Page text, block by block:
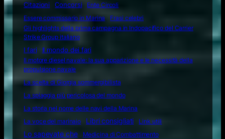
Citazioni
Concorsi
Ente Circoli
Essere commissario in Marina
Frasi celebri
Gli highlights della prima campagna in Indopacifico del Carrier
Strike Group italiano
I fari
Il mondo dei fari
Il motore diesel navale: la sua apparizione e le necessità della
propulsione navale
La scelta di Giorgia sommergibilista
La spiaggia più pericolosa del mondo
La storia nel nome delle navi della Marina
La voce del marinaio
Libri consigliati Link utili
Lo sapevate che Medicina di Combattimento